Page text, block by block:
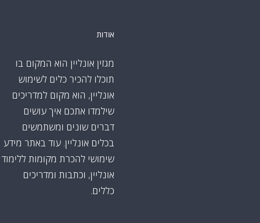
אודות
מגזין אונליין הוא המקום בו
תוכלו להכיר כלים לשימוש
אונליין, הוא מקום למדריכים
שילמדו אתכם איך עושים
דברים שונים ומשתמשים
בכלים אונליין. עוד באתר מידע
שימושי להכרת מקומות ללימוד
אונליין, וכתבות ומדריכים
כללים.